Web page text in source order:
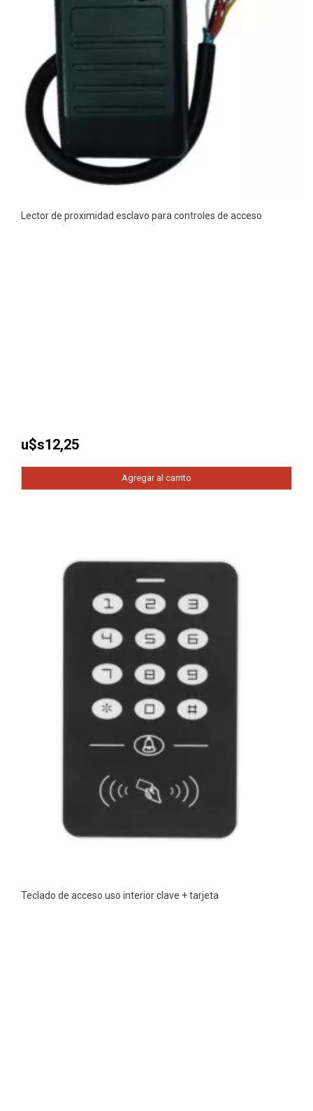
Lector de proximidad esclavo para controles de acceso
u$s12,25
Agregar al carrito
Teclado de acceso uso interior clave + tarjeta